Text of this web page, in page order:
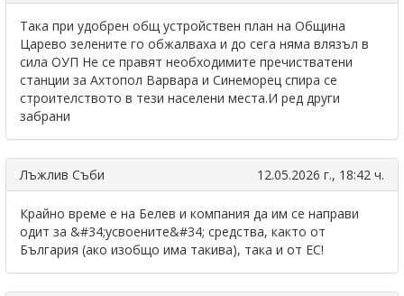
Така при удобрен общ устройствен план на Община
Царево зелените го обжалваха и до сега няма влязъл в
сила ОУП Не се правят необходимите пречистватени
станции за Ахтопол Варвара и Синеморец спира се
строителството в тези населени места.И ред други
забрани
Лъжлив Съби 12.05.2026 г., 18:42 ч.
Крайно време е на Белев и компания да им се направи
одит за &#34;усвоените&#34; средства, както от
България (ако изобщо има такива), така и от ЕС!